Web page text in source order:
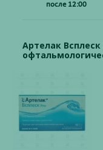
после 12:00
Артелак